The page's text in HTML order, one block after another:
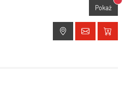
Pokaż